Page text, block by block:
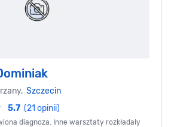
Szczecin
5.7 (21 opinii)
diagnoza. Inne warsztaty rozkładały